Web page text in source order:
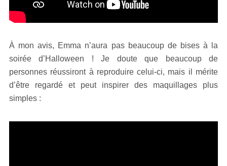
À mon avis, Emma n’aura pas beaucoup de bises à la
soirée d’Halloween ! Je doute que beaucoup de
personnes réussiront à reproduire celui-ci, mais il mérite
d’être regardé et peut inspirer des maquillages plus
simples :